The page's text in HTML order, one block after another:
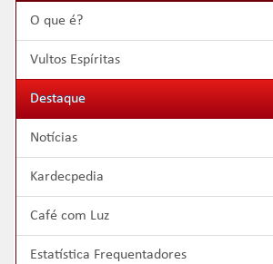
O que é?
Vultos Espíritas
Destaque
Notícias
Kardecpedia
Café com Luz
Estatística Frequentadores